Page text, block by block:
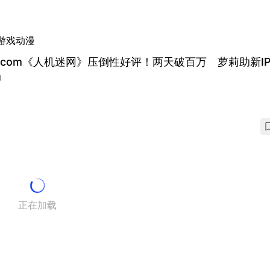
戏动漫
《人机迷网》压倒性好评！两天破百万 萝莉助新
正在加载